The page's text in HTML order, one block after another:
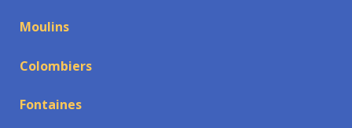
Moulins
Colombiers
Fontaines